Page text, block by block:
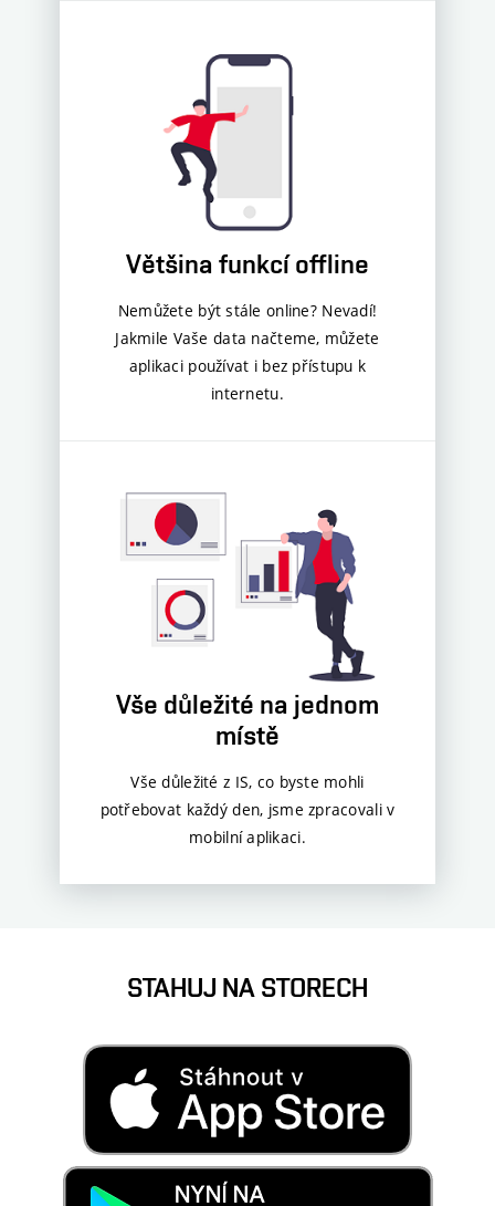
Většina funkcí offline
Nemůžete být stále online? Nevadí!
Jakmile Vaše data načteme, můžete
aplikaci používat i bez přístupu k
internetu.
Vše důležité na jednom
místě
Vše důležité z IS, co byste mohli
potřebovat každý den, jsme zpracovali v
mobilní aplikaci.
STAHUJ NA STORECH